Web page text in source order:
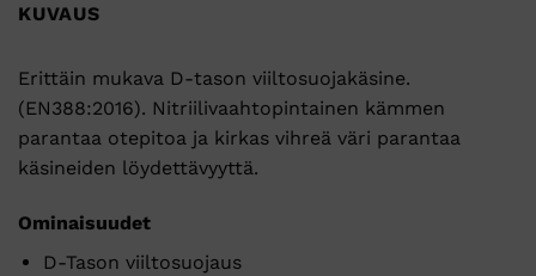
KUVAUS
Erittäin mukava D-tason viiltosuojakäsine.
(EN388:2016). Nitriilivaahtopintainen kämmen
parantaa otepitoa ja kirkas vihreä väri parantaa
käsineiden löydettävyyttä.
Ominaisuudet
D-Tason viiltosuojaus